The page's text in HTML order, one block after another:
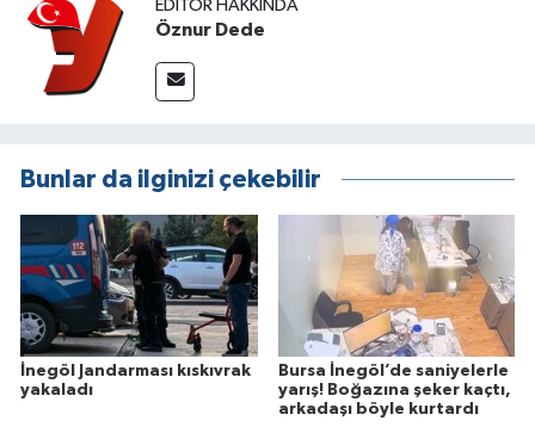
EDITÖR HAKKINDA
Öznur Dede
Bunlar da ilginizi çekebilir
İnegöl Jandarması kıskıvrak
yakaladı
Bursa İnegöl’de saniyelerle
yarış! Boğazına şeker kaçtı,
arkadaşı böyle kurtardı